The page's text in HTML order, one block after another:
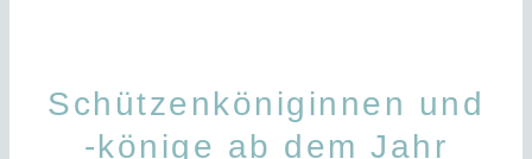
Schützenköniginnen und
-könige ab dem Jahr